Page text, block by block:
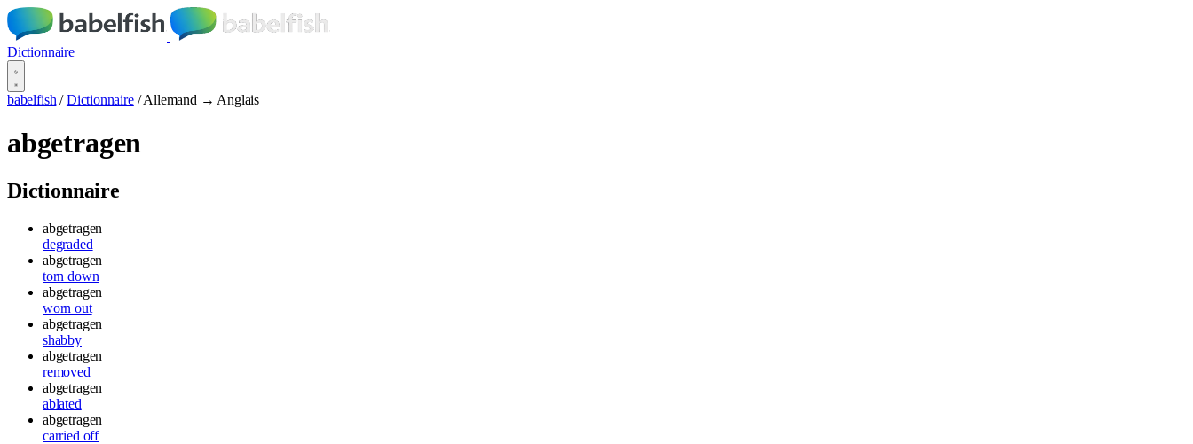
Dictionnaire
babelfish / Dictionnaire / Allemand → Anglais
abgetragen
Dictionnaire
abgetragen
degraded
abgetragen
torn down
abgetragen
worn out
abgetragen
shabby
abgetragen
removed
abgetragen
ablated
abgetragen
carried off